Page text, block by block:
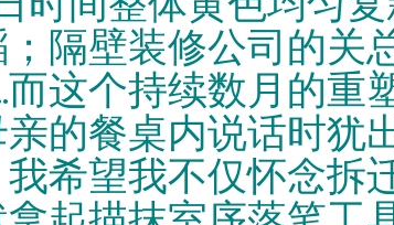
隔壁装修公司的关
而这个持续数月的
的餐桌内说话时犹
希望我不仅怀念拆